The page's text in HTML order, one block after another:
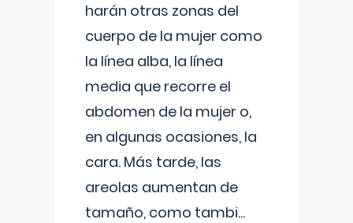
harán otras zonas del
cuerpo de la mujer como
la línea alba, la línea
media que recorre el
abdomen de la mujer o,
en algunas ocasiones, la
cara. Más tarde, las
areolas aumentan de
tamaño, como tambi...